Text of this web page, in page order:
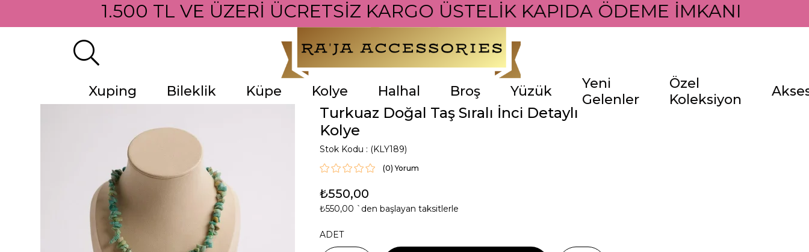
1.500 TL VE ÜZERİ ÜCRETSİZ KARGO ÜSTELİK KAPIDA ÖDEME İMKANI İLE
Xuping Bileklik Küpe Kolye Halhal Broş Yüzük
Yeni
Gelenler
Özel
Koleksiyon
Turkuaz Doğal Taş Sıralı İnci Detaylı
Kolye
Stok Kodu (KLY189)
(0)
₺550,00
₺550,00 `den başlayan taksitlerle
ADET